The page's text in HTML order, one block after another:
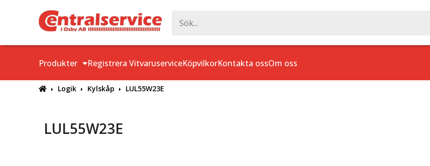
Produkter Registrera VitvaruserviceKöpvilkorKontakta ossOm oss
Logik Kylskåp LUL55W23E
LUL55W23E